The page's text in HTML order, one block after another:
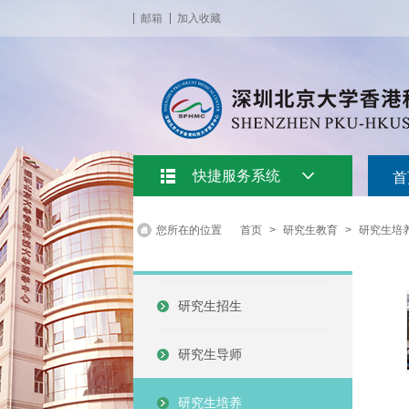
邮箱 加入收藏
快捷服务系统
您所在的位置 首页 > 研究生教育 > 研究生培
研究生招生
研究生导师
研究生培养